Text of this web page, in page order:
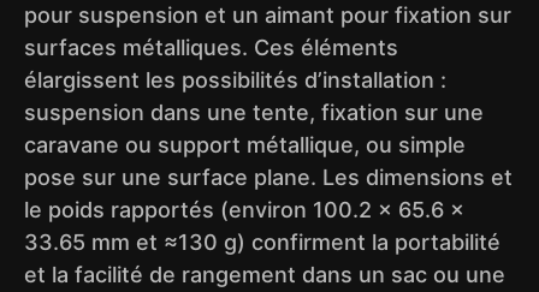
pour suspension et un aimant pour fixation sur
surfaces métalliques. Ces éléments
élargissent les possibilités d’installation :
suspension dans une tente, fixation sur une
caravane ou support métallique, ou simple
pose sur une surface plane. Les dimensions et
le poids rapportés (environ 100.2 × 65.6 ×
33.65 mm et ≈130 g) confirment la portabilité
et la facilité de rangement dans un sac ou une